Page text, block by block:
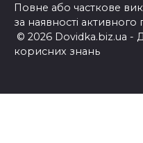
Повне або часткове
за наявності
© 2026 Dovidka.biz.ua -
корисних знань